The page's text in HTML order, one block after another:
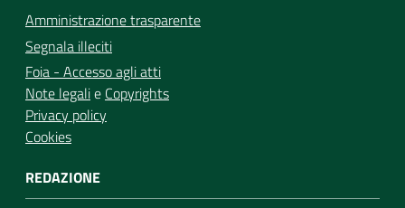
Amministrazione trasparente
Segnala illeciti
Foia - Accesso agli atti
Note legalie Copyrights
Privacy policy
Cookies
REDAZIONE